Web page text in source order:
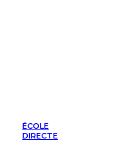
ÉCOLE
DIRECTE